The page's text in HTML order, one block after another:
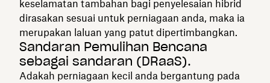
keselamatan tambahan bagi penyelesaian hibrid
dirasakan sesuai untuk perniagaan anda, maka ia
merupakan laluan yang patut dipertimbangkan.
Sandaran Pemulihan Bencana
sebagai sandaran (DRaaS).
Adakah perniagaan kecil anda bergantung pada